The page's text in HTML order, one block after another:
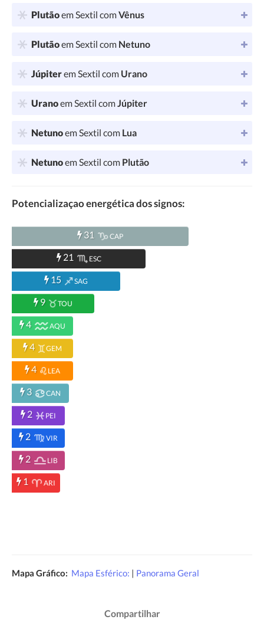
Plutãoem Sextil comVênus
Plutãoem Sextil com Netuno
Júpiterem Sextil com Urano
Uranoem Sextil comJúpiter
Netunoem Sextil com Lua
Netunoem Sextil com Plutão
Potencializaçao energética dos signos:
31 CAP
21 ESC
15 SAG
9 TOU
4 AQU
4 GEM
4 LEA
3 CAN
2 PEI
2 VIR
2 LIB
1 ARI
Mapa Gráfico: Mapa Esférico: | Panorama Geral
Compartilhar